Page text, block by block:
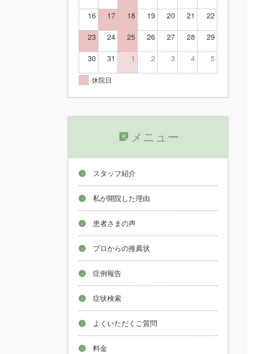
16 17 18 19 20 21 22
23 24 25 26 27 28 29
30 31 1 2 3 4 5
休院日
メニュー
スタッフ紹介
私が開院した理由
患者さまの声
プロからの推薦状
症例報告
症状検索
よくいただくご質問
料金